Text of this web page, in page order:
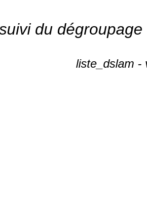
du
liste_dslam -